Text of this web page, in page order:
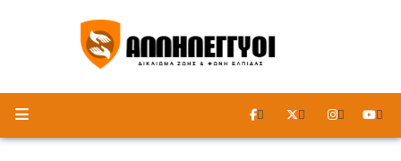
ΑΚΟΥΣΤΕ ΤΟ ΡΑΔΙΟΦΩΝΟ